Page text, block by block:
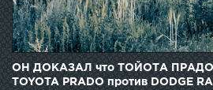
ОН ДОКАЗАЛ что ТОЙОТА ПРАДО
TOYOTA PRADO против DODGE